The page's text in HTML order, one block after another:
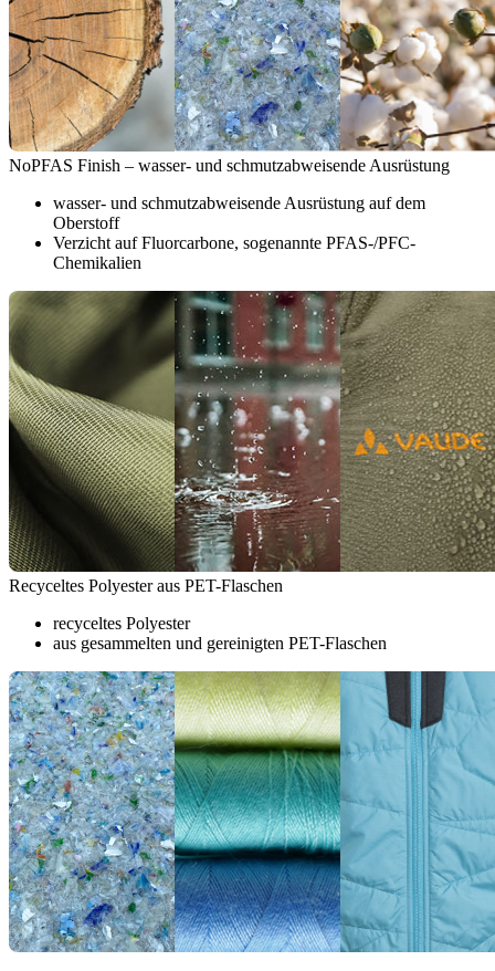
NoPFAS Finish – wasser- und schmutzabweisende Ausrüstung
wasser- und schmutzabweisende Ausrüstung auf dem
Oberstoff
Verzicht auf Fluorcarbone, sogenannte PFAS-/PFC-
Chemikalien
Recyceltes Polyester aus PET-Flaschen
recyceltes Polyester
aus gesammelten und gereinigten PET-Flaschen